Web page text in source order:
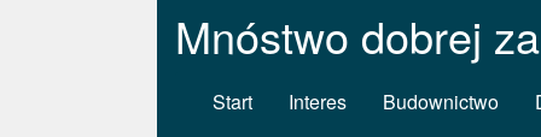
Mnóstwo dobrej
Start Interes Budownictwo